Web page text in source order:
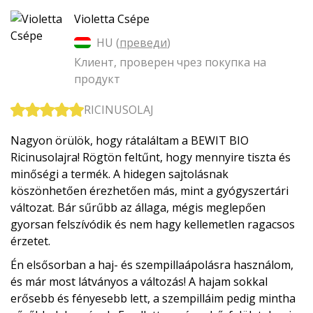
Violetta Csépe
HU (преведи)
Клиент, проверен чрез покупка на
продукт
RICINUSOLAJ
Nagyon örülök, hogy rátaláltam a BEWIT BIO
Ricinusolajra! Rögtön feltűnt, hogy mennyire tiszta és
minőségi a termék. A hidegen sajtolásnak
köszönhetően érezhetően más, mint a gyógyszertári
változat. Bár sűrűbb az állaga, mégis meglepően
gyorsan felszívódik és nem hagy kellemetlen ragacsos
érzetet.
Én elsősorban a haj- és szempillaápolásra használom,
és már most látványos a változás! A hajam sokkal
erősebb és fényesebb lett, a szempilláim pedig mintha